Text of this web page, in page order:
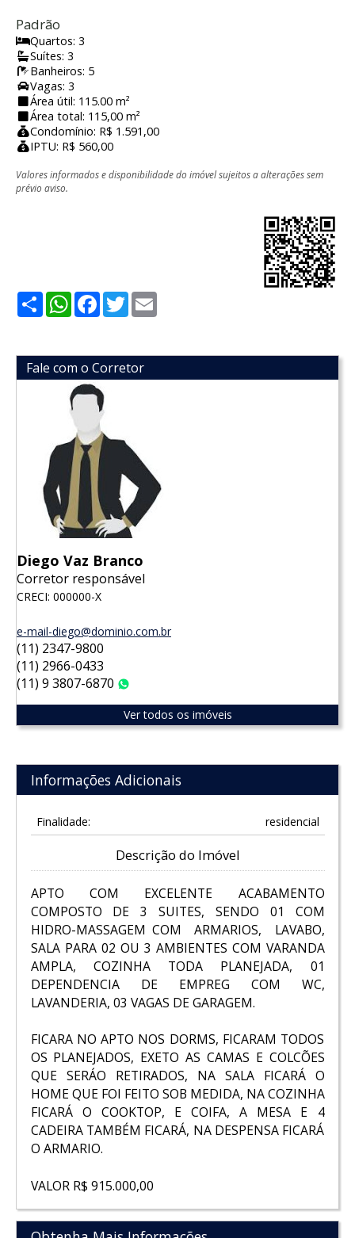
Padrão
Quartos: 3
Suítes: 3
Banheiros: 5
Vagas: 3
Área útil: 115.00 m²
Área total: 115,00 m²
Condomínio: R$ 1.591,00
IPTU: R$ 560,00
Valores informados e disponibilidade do imóvel sujeitos a alterações sem
prévio aviso.
ShareWhatsApp
Facebook
Twitter
Fale com o Corretor
Diego Vaz Branco
Corretor responsável
CRECI: 000000-X
e-mail-diego@dominio.com.br
(11) 2347-9800
(11) 2966-0433
(11) 9 3807-6870
Ver todos os imóveis
Informações Adicionais
Finalidade: residencial
Descrição do Imóvel
APTO COM EXCELENTE ACABAMENTO
COMPOSTO DE 3 SUITES, SENDO 01 COM
HIDRO-MASSAGEM COM ARMARIOS, LAVABO,
SALA PARA 02 OU 3 AMBIENTES COM VARANDA
AMPLA, COZINHA TODA PLANEJADA, 01
DEPENDENCIA DE EMPREG COM WC,
LAVANDERIA, 03 VAGAS DE GARAGEM.
FICARA NO APTO NOS DORMS, FICARAM TODOS
OS PLANEJADOS, EXETO AS CAMAS E COLCÕES
QUE SERÁO RETIRADOS, NA SALA FICARÁ O
HOME QUE FOI FEITO SOB MEDIDA, NA COZINHA
FICARÁ O COOKTOP, E COIFA, A MESA E 4
CADEIRA TAMBÉM FICARÁ, NA DESPENSA FICARÁ
O ARMARIO.
VALOR R$ 915.000,00